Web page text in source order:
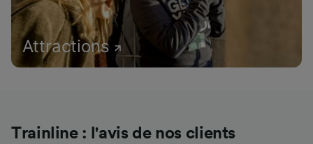
Attractions
Trainline : l'avis de nos clients